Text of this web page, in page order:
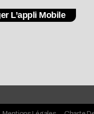
L’appli Mobile